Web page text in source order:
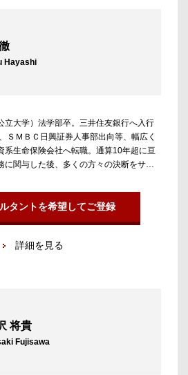
としている。
Hayashi
立大学）法学部卒。三井住友銀行へ入行
ＳＭＢＣ日興証券人事部出向等、幅広く
系生命保険会社へ転職。通算10年超に亘
に関与した後、多くの方々の決断をサポ
（特にオルタナティブ投資関連領域）等
ンド
資銀行
ド
セットマネジメント（オルタナティ
セットマネジメント（オルタナティ
タントを希望してご登録
詳細を見る
将貴
Fujisawa